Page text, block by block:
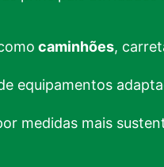
caminhões,
equipamentos
medidas mais